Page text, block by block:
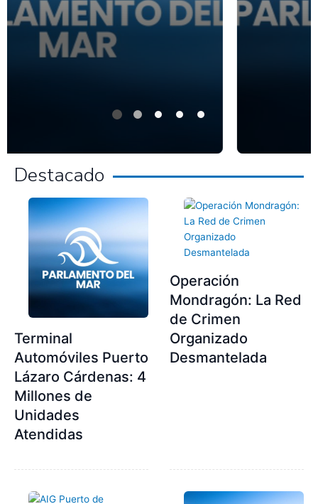
Destacado
Terminal
Automóviles Puerto
Lázaro Cárdenas: 4
Millones de
Unidades
Atendidas
Operación
Mondragón: La Red
de Crimen
Organizado
Desmantelada